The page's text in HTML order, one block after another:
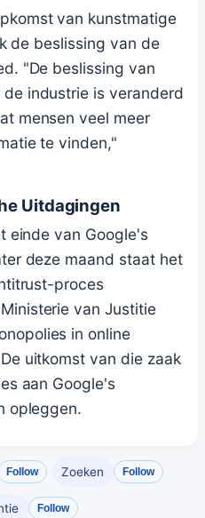
van kunstmatige
de beslissing van de
"De beslissing van
industrie is veranderd
mensen veel meer
te vinden,"
Uitdagingen
einde van Google's
deze maand staat het
proces
van Justitie
in online
uitkomst van die zaak
aan Google's
opleggen.
Follow Zoeken Follow
Follow